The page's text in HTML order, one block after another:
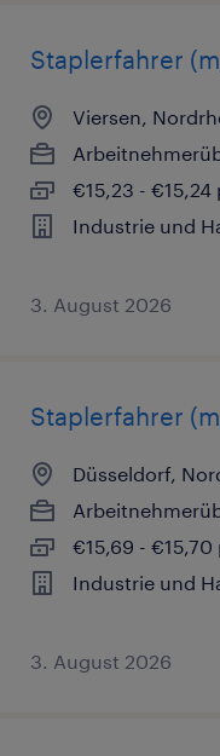
Staplerfahrer
Viersen,
€15,23 -
Industrie und
3. August 2026
Staplerfahrer
Düsseldorf,
€15,69 -
Industrie und
3. August 2026